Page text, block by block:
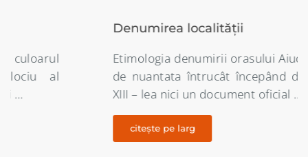
Denumirea localității
Etimologia denumirii orasului Aiud este destul
de nuantata întrucât începând din secolul al
XIII – lea nici un document oficial …